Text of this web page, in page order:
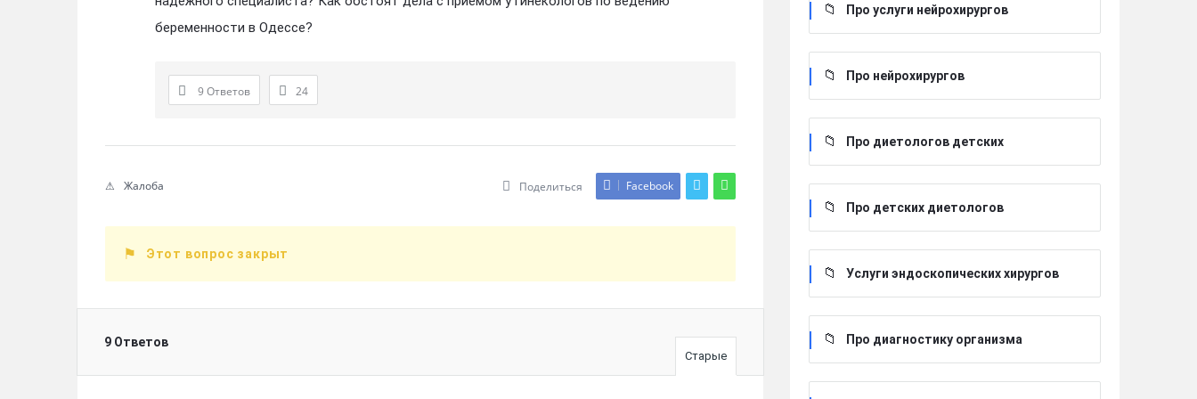
беременности в Одессе?
9 Ответов 24
Поделиться Facebook
Жалоба
Этот вопрос закрыт
9 Ответов
Старые
Про услуги нейрохирургов
Про нейрохирургов
Про диетологов детских
Про детских диетологов
Услуги эндоскопических хирургов
Про диагностику организма